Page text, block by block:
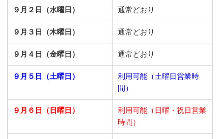
９月２日（水曜日） 通常どおり
９月３日（木曜日） 通常どおり
９月４日（金曜日） 通常どおり
９月５日（土曜日）
利用可能（土曜日営業時
間）
９月６日（日曜日）
利用可能（日曜・祝日営業
時間）